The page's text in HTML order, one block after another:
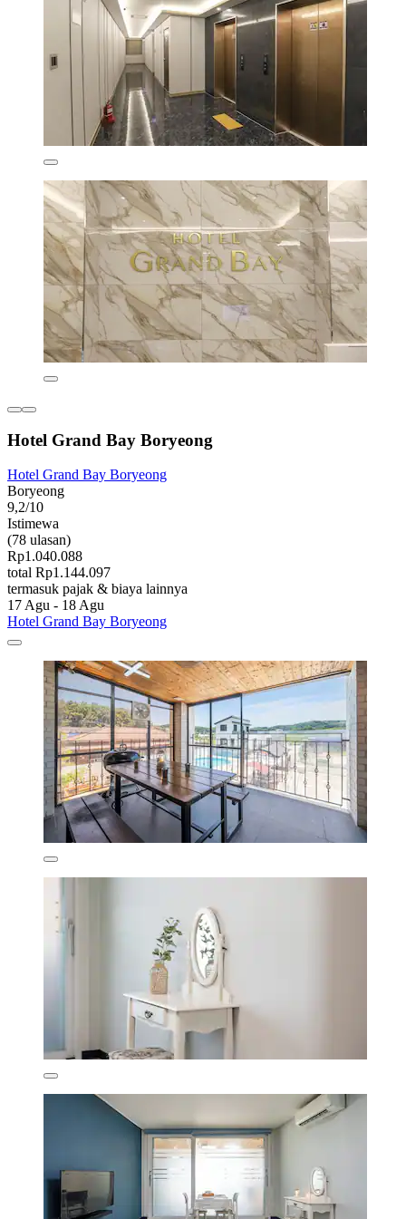
Hotel Grand Bay Boryeong
Hotel Grand Bay Boryeong
Boryeong
9,2/10
Istimewa
(78 ulasan)
Rp1.040.088
total Rp1.144.097
termasuk pajak & biaya lainnya
17 Agu - 18 Agu
Hotel Grand Bay Boryeong